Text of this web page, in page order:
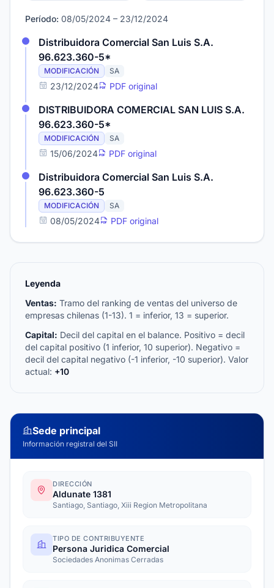
Período: 08/05/2024 – 23/12/2024
Distribuidora Comercial San Luis S.A.
96.623.360-5*
MODIFICACIÓN SA
23/12/2024 PDF original
DISTRIBUIDORA COMERCIAL SAN LUIS S.A.
96.623.360-5*
MODIFICACIÓN SA
15/06/2024 PDF original
Distribuidora Comercial San Luis S.A.
96.623.360-5
MODIFICACIÓN SA
08/05/2024 PDF original
Leyenda
Ventas: Tramo del ranking de ventas del universo de
empresas chilenas (1-13). 1 = inferior, 13 = superior.
Capital: Decil del capital en el balance. Positivo = decil
del capital positivo (1 inferior, 10 superior). Negativo =
decil del capital negativo (-1 inferior, -10 superior). Valor
actual: +10
Sede principal
Información registral del SII
DIRECCIÓN
Aldunate 1381
Santiago, Santiago, Xiii Region Metropolitana
TIPO DE CONTRIBUYENTE
Persona Juridica Comercial
Sociedades Anonimas Cerradas